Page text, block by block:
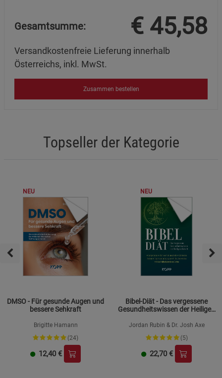
Gesamtsumme: € 45,58
Versandkostenfreie Lieferung innerhalb
Österreichs, inkl. MwSt.
Zusammen bestellen
Topseller der Kategorie
NEU
DMSO - Für gesunde Augen und
bessere Sehkraft
Brigitte Hamann
(24)
12,40 €
NEU
Bibel-Diät - Das vergessene
Gesundheitswissen der Heiligen
Jordan Rubin & Dr. Josh Axe
(5)
22,70 €